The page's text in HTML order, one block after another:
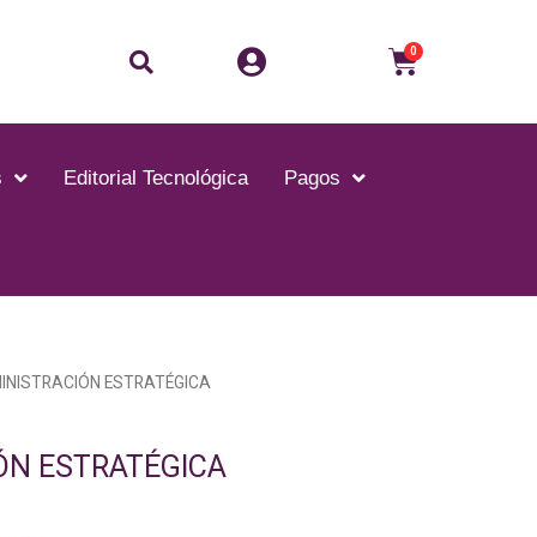
Buscar 0Carrito
Editorial Tecnológica Pagos
ESTRATÉGICA
ESTRATÉGICA